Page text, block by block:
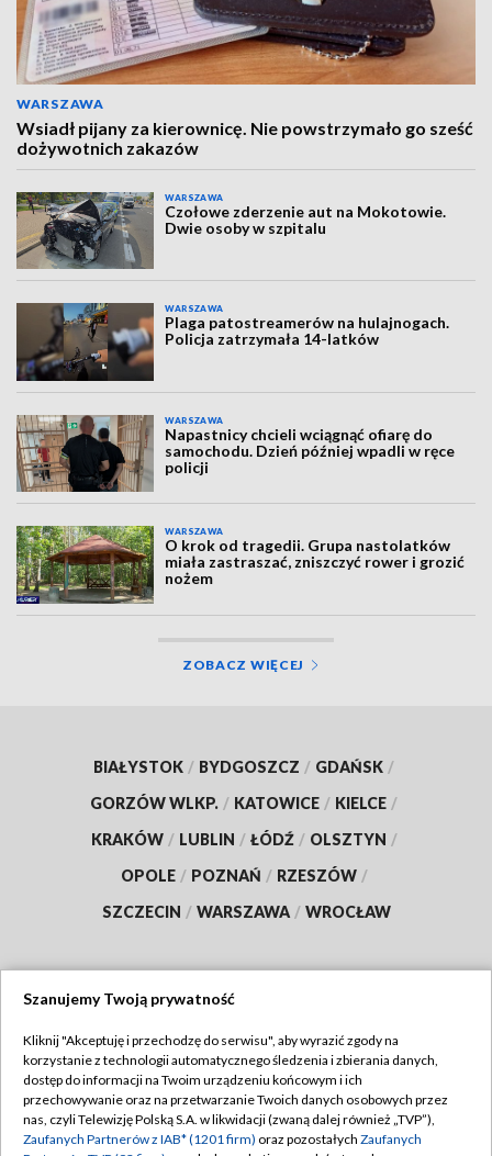
WARSZAWA
Wsiadł pijany za kierownicę. Nie powstrzymało go sześć
dożywotnich zakazów
WARSZAWA
Czołowe zderzenie aut na Mokotowie.
Dwie osoby w szpitalu
WARSZAWA
Plaga patostreamerów na hulajnogach.
Policja zatrzymała 14-latków
WARSZAWA
Napastnicy chcieli wciągnąć ofiarę do
samochodu. Dzień później wpadli w ręce
policji
WARSZAWA
O krok od tragedii. Grupa nastolatków
miała zastraszać, zniszczyć rower i grozić
nożem
ZOBACZ WIĘCEJ
BIAŁYSTOK / BYDGOSZCZ / GDAŃSK /
GORZÓW WLKP. / KATOWICE / KIELCE /
KRAKÓW / LUBLIN / ŁÓDŹ / OLSZTYN /
OPOLE / POZNAŃ / RZESZÓW /
SZCZECIN / WARSZAWA / WROCŁAW
TVP
Abonament TVP
Emisja w TVP
Regulamin TVP
Polityka prywatności
Szanujemy Twoją prywatność
Kliknij "Akceptuję i przechodzę do serwisu", aby wyrazić zgody na
korzystanie z technologii automatycznego śledzenia i zbierania danych,
dostęp do informacji na Twoim urządzeniu końcowym i ich
przechowywanie oraz na przetwarzanie Twoich danych osobowych przez
nas, czyli Telewizję Polską S.A. w likwidacji (zwaną dalej również „TVP”),
Zaufanych Partnerów z IAB* (1201 firm) oraz pozostałych Zaufanych